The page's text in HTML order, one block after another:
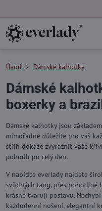
Úvod Dámské kalhotky
Dámské
boxerky a
Dámské kalhotky jsou
mimořádně důležité pro váš
střih dokáže zvýraznit vaše
pohodlí po celý den.
V nabídce everlady najdete
svůdných tang, přes pohodlné
krásně tvarují postavu.
každodenní nošení, elegantní